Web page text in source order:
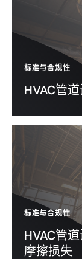
标准与合规性
HVAC管
标准与合规性
HVAC管
摩擦损失